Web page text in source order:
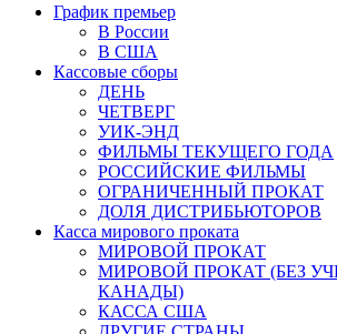
График премьер
В России
В США
Кассовые сборы
ДЕНЬ
ЧЕТВЕРГ
УИК-ЭНД
ФИЛЬМЫ ТЕКУЩЕГО ГОДА
РОССИЙСКИЕ ФИЛЬМЫ
ОГРАНИЧЕННЫЙ ПРОКАТ
ДОЛЯ ДИСТРИБЬЮТОРОВ
Касса мирового проката
МИРОВОЙ ПРОКАТ
МИРОВОЙ ПРОКАТ (БЕЗ
КАНАДЫ)
КАССА США